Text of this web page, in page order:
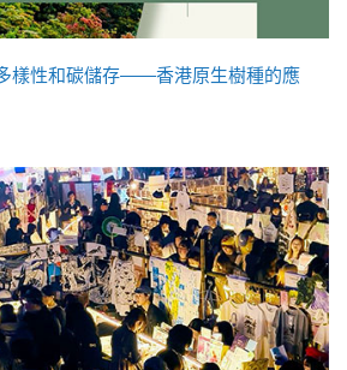
樣性和碳儲存——香港原生樹種的應